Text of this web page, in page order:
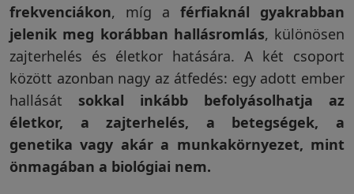
frekvenciákon, míg a férfiaknál gyakrabban
jelenik meg korábban hallásromlás, különösen
zajterhelés és életkor hatására. A két csoport
között azonban nagy az átfedés: egy adott ember
hallását sokkal inkább befolyásolhatja az
életkor, a zajterhelés, a betegségek, a
genetika vagy akár a munkakörnyezet, mint
önmagában a biológiai nem.